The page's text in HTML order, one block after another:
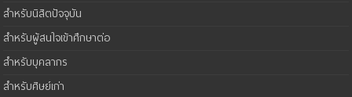
สำหรับนิสิตปัจจุบัน
สำหรับผู้สนใจเข้าศึกษาต่อ
สำหรับบุคลากร
สำหรับศิษย์เก่า